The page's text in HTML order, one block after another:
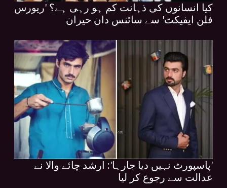
کیا انسانوں کی ذہانت کم ہو رہی ہے؟ 'ریورس
فلن ایفیکٹ' سے سائنس دان حیران
'پاسپورٹ نہیں دیا جارہا': ارشد چائے والا نے
عدالت سے رجوع کر لیا